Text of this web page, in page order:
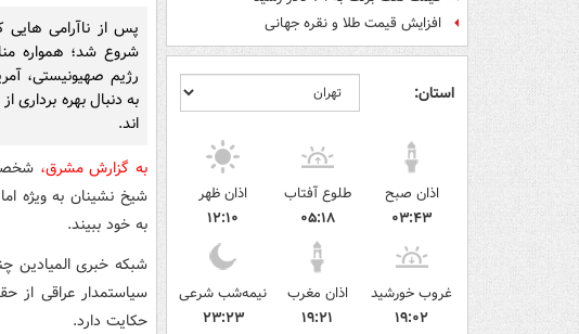
افزایش قیمت طلا و نقره جهانی
استان:
اذان صبح
۰۳:۴۳
طلوع آفتاب
۰۵:۱۸
اذان ظهر
۱۲:۱۰
غروب خورشید
۱۹:۰۲
اذان مغرب
۱۹:۲۱
نیمه‌شب شرعی
۲۳:۲۳
پس از ناآرامی هایی
شروع شد؛ همواره
رژیم صهیونیستی،
به دنبال بهره برداری
اند.
به گزارش مشرق،
شیخ نشینان به ویژه
به خود ببیند.
شبکه خبری المیادین
سیاستمدار عراقی از
حکایت دارد.